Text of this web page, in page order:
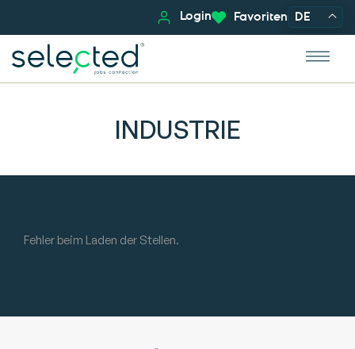
Login Favoriten DE
INDUSTRIE
Fehler beim Laden der Stellen.